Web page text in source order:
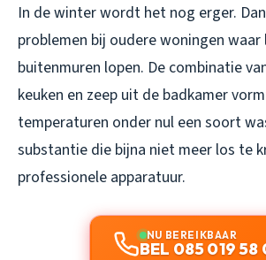
In de winter wordt het nog erger.
problemen bij oudere woningen
buitenmuren lopen. De combinatie
keuken en zeep uit de badkamer
temperaturen onder nul een soort
substantie die bijna niet meer los te
professionele apparatuur.
NU BEREIKBAAR
BEL 085 019 58